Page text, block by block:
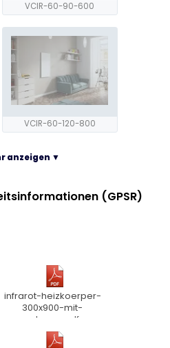
VCIR-60-90-600
VCIR-60-120-800
anzeigen ▼
(GPSR)
Person:
infrarot-heizkoerper-
300x900-mit-
rahmen.pdf